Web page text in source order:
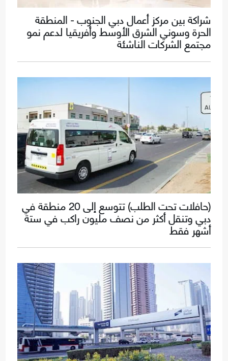
شراكة بين مركز أعمال دبي الجنوب - المنطقة
الحرة وسوني الشرق الأوسط وأفريقيا لدعم نمو
مجتمع الشركات الناشئة
(حافلات تحت الطلب) تتوسع إلى 20 منطقة في
دبي وتنقل أكثر من نصف مليون راكب في ستة
أشهر فقط